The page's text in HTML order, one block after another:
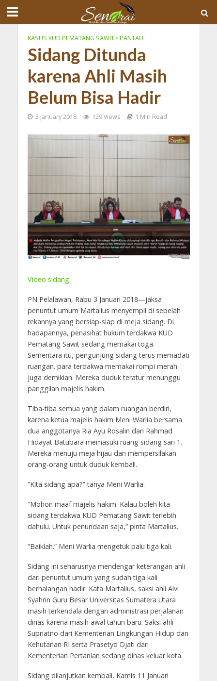
KASUS KUD PEMATANG SAWIT • PANTAU
Sidang Ditunda
karena Ahli Masih
Belum Bisa Hadir
3 January 2018 129 Views 1 Min Read
Video sidang
PN Pelalawan, Rabu 3 Januari 2018—jaksa
penuntut umum Martalius menyempil di sebelah
rekannya yang bersiap-siap di meja sidang. Di
hadapannya, penasihat hukum terdakwa KUD
Pematang Sawit sedang memakai toga.
Sementara itu, pengunjung sidang terus memadati
ruangan. para terdakwa memakai rompi merah
juga demikian. Mereka duduk teratur menunggu
panggilan majelis hakim.
Tiba-tiba semua yang dalam ruangan berdiri,
karena ketua majelis hakim Meni Warlia bersama
dua anggotanya Ria Ayu Rosalin dan Rahmad
Hidayat Batubara memasuki ruang sidang sari 1.
Mereka menuju meja hijau dan mempersilakan
orang-orang untuk duduk kembali.
“Kita sidang apa?” tanya Meni Warlia.
“Mohon maaf majelis hakim. Kalau boleh kita
sidang terdakwa KUD Pematang Sawit terlebih
dahulu. Untuk penundaan saja,” pinta Martalius.
“Baiklah.” Meni Warlia mengetuk palu tiga kali.
Sidang ini seharusnya mendengar keterangan ahli
dari penuntut umum yang sudah tiga kali
berhalangan hadir. Kata Martalius, saksi ahli Alvi
Syahrin Guru Besar Universitas Sumatera Utara
masih terkendala dengan administrasi perjalanan
dinas karena masih awal tahun baru. Saksi ahli
Supriatno dari Kementerian Lingkungan Hidup dan
Kehutanan RI serta Prasetyo Djati dari
Kementerian Pertanian sedang dinas keluar kota.
Sidang dilanjutkan kembali, Kamis 11 Januari